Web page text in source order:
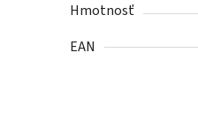
Hmotnosť
EAN